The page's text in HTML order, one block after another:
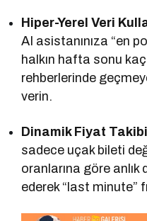
Hiper-Yerel Veri
AI asistanınıza “en
halkın hafta sonu
rehberlerinde
verin.
Dinamik Fiyat
sadece uçak bileti
oranlarına göre anlık
ederek “last minute”